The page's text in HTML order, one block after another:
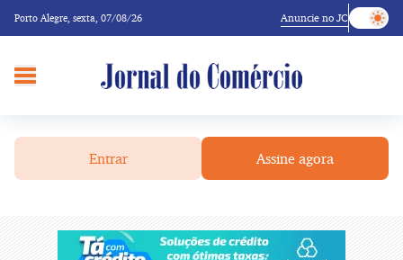
Porto Alegre, sexta, 07/08/26 Anuncie no JC
Entrar Assine agora